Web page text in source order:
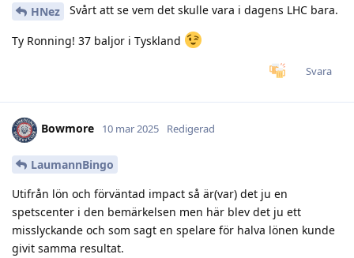
HNez Svårt att se vem det skulle vara i dagens LHC bara.
Ty Ronning! 37 baljor i Tyskland
Svara
Bowmore 10 mar 2025 Redigerad
LaumannBingo
Utifrån lön och förväntad impact så är(var) det ju en
spetscenter i den bemärkelsen men här blev det ju ett
misslyckande och som sagt en spelare för halva lönen kunde
givit samma resultat.